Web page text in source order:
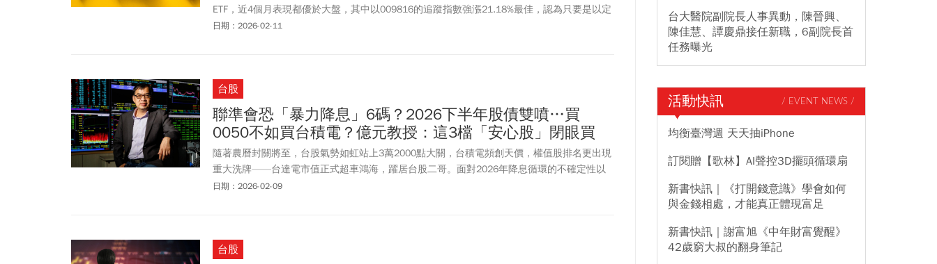
ETF，近4個月表現都優於大盤，其中以009816的追蹤指數強漲21.18%最佳，認為只要是以定
期定額投入，根本無要在意是否抱股過年。
日期：2026-02-11
台股
聯準會恐「暴力降息」6碼？2026下半年股債雙噴…買
0050不如買台積電？億元教授：這3檔「安心股」閉眼買
隨著農曆封關將至，台股氣勢如虹站上3萬2000點大關，台積電頻創天價，權值股排名更出現
重大洗牌——台達電市值正式超車鴻海，躍居台股二哥。面對2026年降息循環的不確定性以
及資金快速輪動，投資人該如何抱股過年？優分析在本期《股民想知道》的節目邀請「億元教
日期：2026-02-09
台股
台大醫院副院長人事異動，陳晉興、
陳佳慧、譚慶鼎接任新職，6副院長首
任務曝光
活動快訊 / EVENT NEWS /
均衡臺灣週 天天抽iPhone
訂閱贈【歌林】AI聲控3D擺頭循環扇
新書快訊｜《打開錢意識》學會如何
與金錢相處，才能真正體現富足
新書快訊｜謝富旭《中年財富覺醒》
42歲窮大叔的翻身筆記